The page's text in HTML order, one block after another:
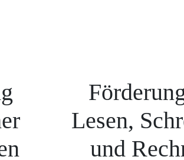
Lesen,
und